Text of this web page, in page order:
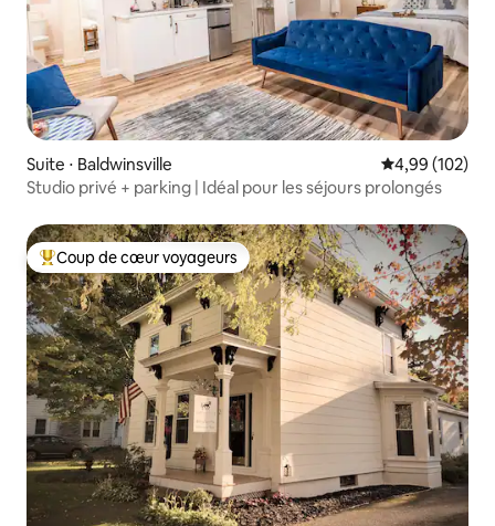
Suite ⋅ Baldwinsville Évaluation
4,99 (102)
Studio privé + parking | Idéal pour les séjours prolongés
Coups de cœur voyageurs les plus appréciés
Coup de cœur voyageurs